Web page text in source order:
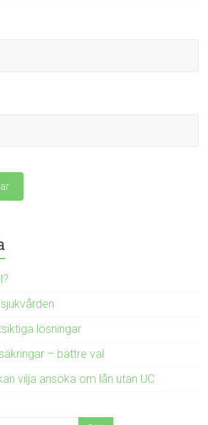
lösningar
– bättre val
vilja ansöka om lån utan UC